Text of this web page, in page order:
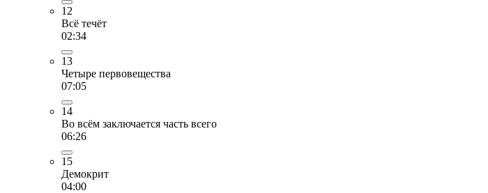
12
Всё течёт
02:34
13
Четыре первовещества
07:05
14
Во всём заключается часть всего
06:26
15
Демокрит
04:00